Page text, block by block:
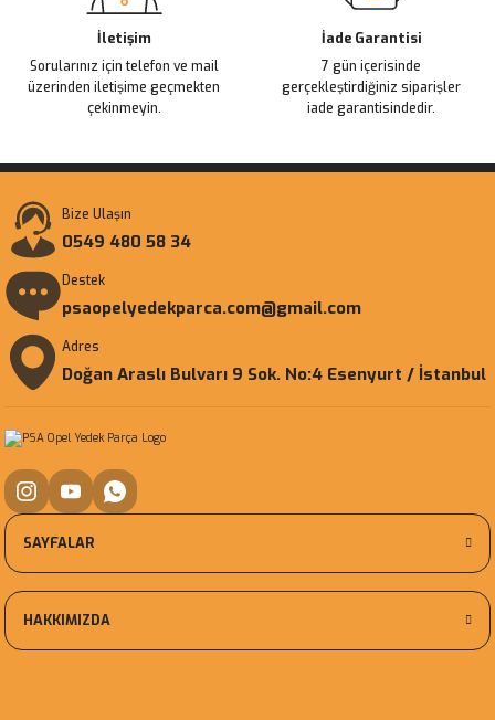
İletişim
Sorularınız için telefon ve mail
üzerinden iletişime geçmekten
çekinmeyin.
İade Garantisi
7 gün içerisinde
gerçekleştirdiğiniz siparişler
iade garantisindedir.
Bize Ulaşın
0549 480 58 34
Destek
psaopelyedekparca.com@gmail.com
Adres
Doğan Araslı Bulvarı 9 Sok. No:4 Esenyurt / İstanbul
SAYFALAR
HAKKIMIZDA